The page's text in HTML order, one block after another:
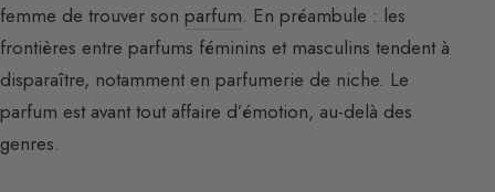
femme de trouver son parfum. En préambule : les
frontières entre parfums féminins et masculins tendent à
disparaître, notamment en parfumerie de niche. Le
parfum est avant tout affaire d’émotion, au-delà des
genres.